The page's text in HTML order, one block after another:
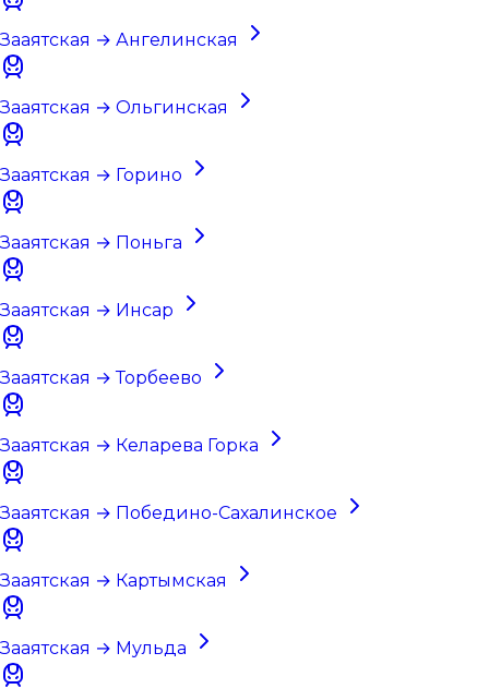
Зааятская → Ангелинская
Зааятская → Ольгинская
Зааятская → Горино
Зааятская → Поньга
Зааятская → Инсар
Зааятская → Торбеево
Зааятская → Келарева Горка
Зааятская → Победино-Сахалинское
Зааятская → Картымская
Зааятская → Мульда